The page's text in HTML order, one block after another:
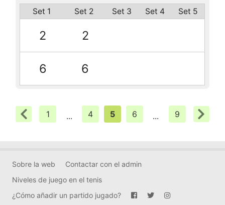
Set 1 Set 2 Set 3 Set 4 Set 5
2 2
6 6
1 ... 4 5 6 ... 9
Sobre la web
Contactar con el admin
Niveles de juego en el tenis
¿Cómo añadir un partido jugado?